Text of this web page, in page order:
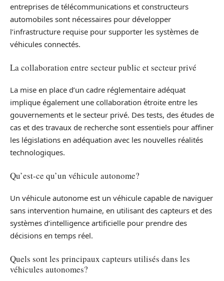
entreprises de télécommunications et constructeurs
automobiles sont nécessaires pour développer
l’infrastructure requise pour supporter les systèmes de
véhicules connectés.
La collaboration entre secteur public et secteur privé
La mise en place d’un cadre réglementaire adéquat
implique également une collaboration étroite entre les
gouvernements et le secteur privé. Des tests, des études de
cas et des travaux de recherche sont essentiels pour affiner
les législations en adéquation avec les nouvelles réalités
technologiques.
Qu’est-ce qu’un véhicule autonome?
Un véhicule autonome est un véhicule capable de naviguer
sans intervention humaine, en utilisant des capteurs et des
systèmes d’intelligence artificielle pour prendre des
décisions en temps réel.
Quels sont les principaux capteurs utilisés dans les
véhicules autonomes?